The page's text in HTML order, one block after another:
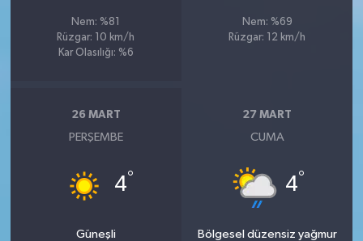
Nem: %81
Rüzgar: 10 km/h
Kar Olasılığı: %6
Nem: %69
Rüzgar: 12 km/h
26 MART
PERŞEMBE
4°
Güneşli
27 MART
CUMA
4°
Bölgesel düzensiz yağmur